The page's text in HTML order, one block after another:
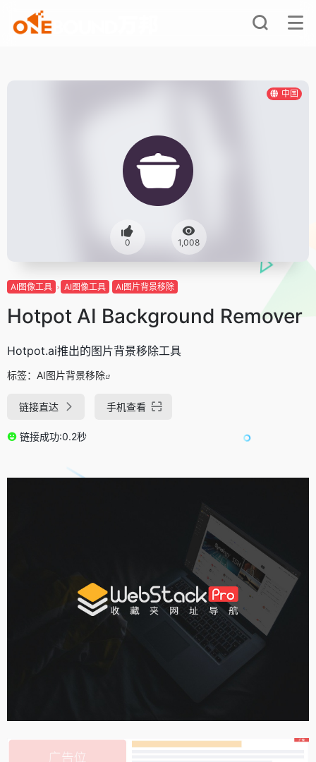
中国
0 1,008
AI图像工具 AI图像工具 AI图片背景移除
Hotpot AI Background Remover
Hotpot.ai推出的图片背景移除工具
标签： AI图片背景移除
链接直达 手机查看
链接成功:0.2秒